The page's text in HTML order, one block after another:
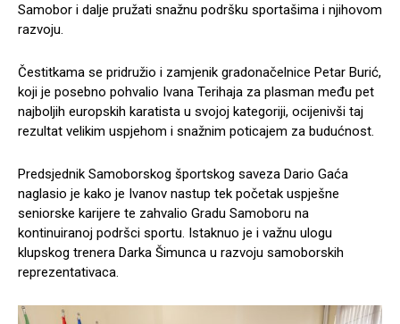
Samobor i dalje pružati snažnu podršku sportašima i njihovom
razvoju.
Čestitkama se pridružio i zamjenik gradonačelnice Petar Burić,
koji je posebno pohvalio Ivana Terihaja za plasman među pet
najboljih europskih karatista u svojoj kategoriji, ocijenivši taj
rezultat velikim uspjehom i snažnim poticajem za budućnost.
Predsjednik Samoborskog športskog saveza Dario Gaća
naglasio je kako je Ivanov nastup tek početak uspješne
seniorske karijere te zahvalio Gradu Samoboru na
kontinuiranoj podršci sportu. Istaknuo je i važnu ulogu
klupskog trenera Darka Šimunca u razvoju samoborskih
reprezentativaca.